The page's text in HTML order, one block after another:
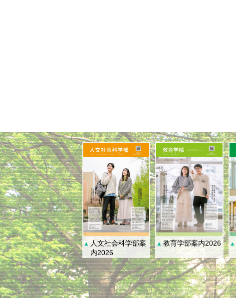
▲ 人文社会科学部案
内2026
▲ 教育学部案内2026 ▲